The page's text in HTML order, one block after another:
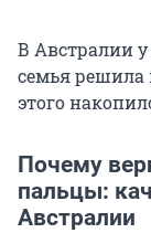
В Австралии у
семья решила
этого
Почему
пальцы:
Австралии